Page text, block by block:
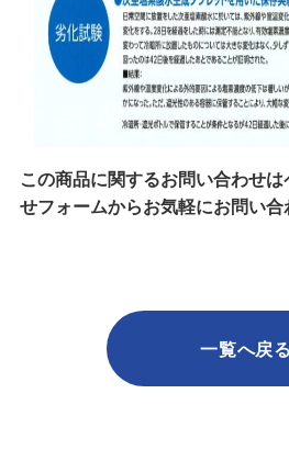
この商品に関するお問い合わせ
せフォームからお気軽にお問い合
一覧へ戻る